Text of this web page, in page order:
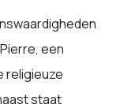
een
religieuze
staat